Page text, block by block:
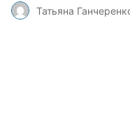
Татьяна